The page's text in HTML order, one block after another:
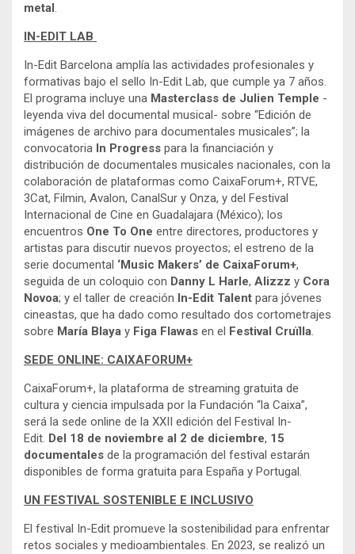
metal .
IN-EDIT LAB
In-Edit Barcelona amplía las actividades profesionales y
formativas bajo el sello In-Edit Lab, que cumple ya 7 años.
El programa incluye una Masterclass de Julien Temple -
leyenda viva del documental musical- sobre “Edición de
imágenes de archivo para documentales musicales”; la
convocatoria In Progress para la financiación y
distribución de documentales musicales nacionales, con la
colaboración de plataformas como CaixaForum+, RTVE,
3Cat, Filmin, Avalon, CanalSur y Onza, y del Festival
Internacional de Cine en Guadalajara (México); los
encuentros One To One entre directores, productores y
artistas para discutir nuevos proyectos; el estreno de la
serie documental ‘Music Makers’ de CaixaForum+,
seguida de un coloquio con Danny L Harle, Alizzz y Cora
Novoa; y el taller de creación In-Edit Talent para jóvenes
cineastas, que ha dado como resultado dos cortometrajes
sobre María Blaya y Figa Flawas en el Festival Cruïlla.
SEDE ONLINE: CAIXAFORUM+
CaixaForum+, la plataforma de streaming gratuita de
cultura y ciencia impulsada por la Fundación “la Caixa”,
será la sede online de la XXII edición del Festival In-
Edit. Del 18 de noviembre al 2 de diciembre, 15
documentales de la programación del festival estarán
disponibles de forma gratuita para España y Portugal.
UN FESTIVAL SOSTENIBLE E INCLUSIVO
El festival In-Edit promueve la sostenibilidad para enfrentar
retos sociales y medioambientales. En 2023, se realizó un